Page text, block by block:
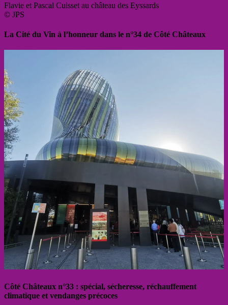
Flavie et Pascal Cuisset au château des Eyssards
© JPS
La Cité du Vin à l’honneur dans le n°34 de Côté Châteaux
Côté Châteaux n°33 : spécial, sécheresse, réchauffement
climatique et vendanges précoces